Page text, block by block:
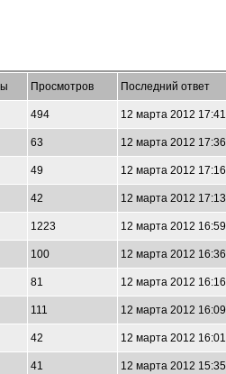
Просмотров Последний ответ
494 12 марта 2012 17:41
63 12 марта 2012 17:36
49 12 марта 2012 17:16
42 12 марта 2012 17:13
1223 12 марта 2012 16:59
100 12 марта 2012 16:36
81 12 марта 2012 16:16
111 12 марта 2012 16:09
42 12 марта 2012 16:01
41 12 марта 2012 15:35